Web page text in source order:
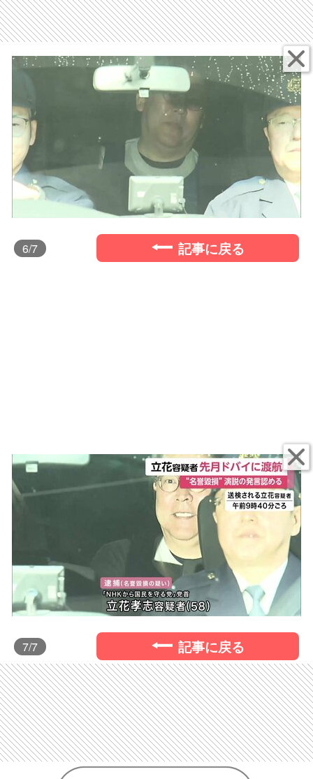
6/7 記事に戻る
7/7 記事に戻る